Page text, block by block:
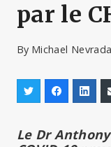
par le
By Michael
Le Dr